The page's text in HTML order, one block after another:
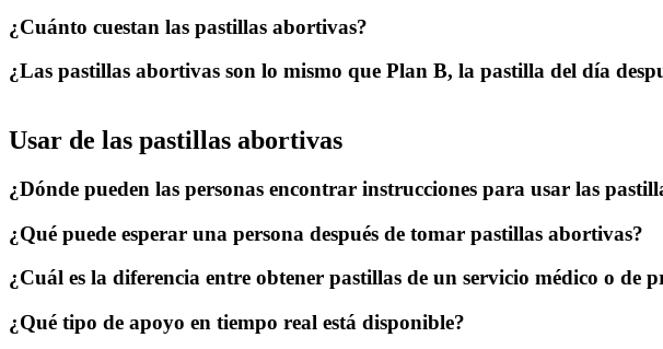
¿Cuánto cuestan las pastillas abortivas?
¿Las pastillas abortivas son lo mismo que Plan B, la pastilla del día
Usar de las pastillas abortivas
¿Dónde pueden las personas encontrar instrucciones para usar las
¿Qué puede esperar una persona después de tomar pastillas abortivas?
¿Cuál es la diferencia entre obtener pastillas de un servicio médico o de
¿Qué tipo de apoyo en tiempo real está disponible?